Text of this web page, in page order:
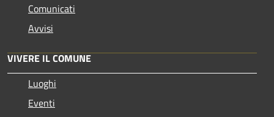
Comunicati
Avvisi
VIVERE IL COMUNE
Luoghi
Eventi